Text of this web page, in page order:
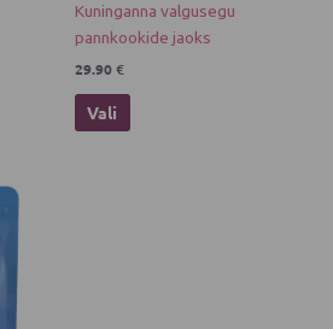
Kuninganna valgusegu
pannkookide jaoks
29.90€
Vali
product